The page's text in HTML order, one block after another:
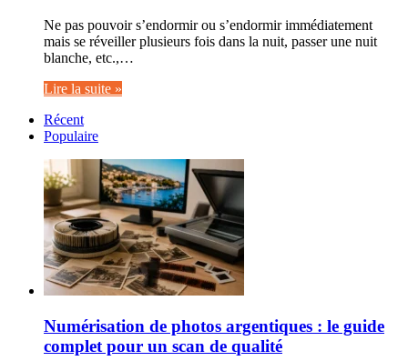
Ne pas pouvoir s’endormir ou s’endormir immédiatement
mais se réveiller plusieurs fois dans la nuit, passer une nuit
blanche, etc.,…
Lire la suite »
Récent
Populaire
Numérisation de photos argentiques : le guide
complet pour un scan de qualité